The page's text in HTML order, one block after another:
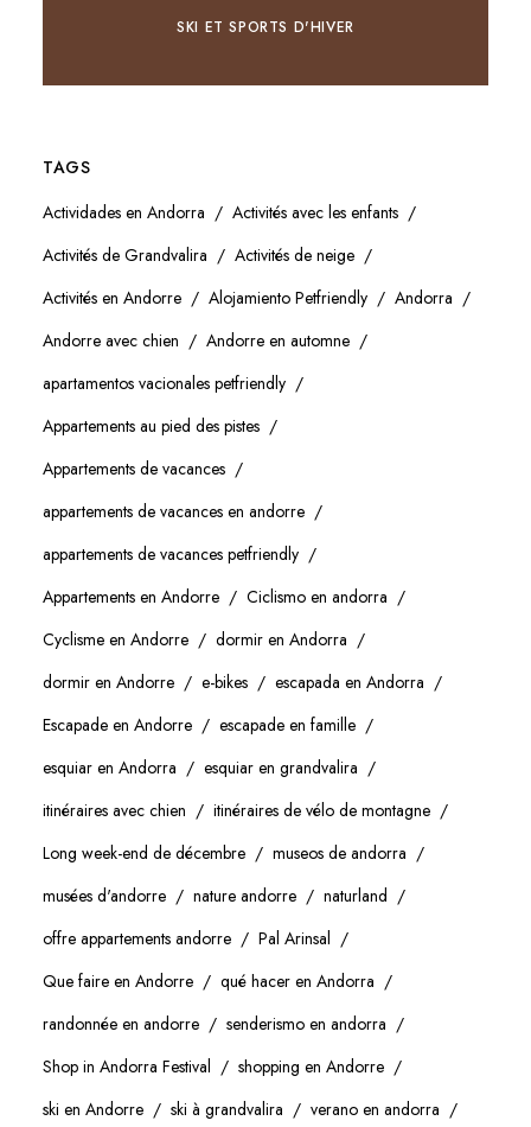
SKI ET SPORTS D'HIVER
TAGS
Actividades en Andorra
Activités avec les enfants
Activités de Grandvalira
Activités de neige
Activités en Andorre
Alojamiento Petfriendly
Andorra
Andorre avec chien
Andorre en automne
apartamentos vacionales petfriendly
Appartements au pied des pistes
Appartements de vacances
appartements de vacances en andorre
appartements de vacances petfriendly
Appartements en Andorre
Ciclismo en andorra
Cyclisme en Andorre
dormir en Andorra
dormir en Andorre
e-bikes
escapada en Andorra
Escapade en Andorre
escapade en famille
esquiar en Andorra
esquiar en grandvalira
itinéraires avec chien
itinéraires de vélo de montagne
Long week-end de décembre
museos de andorra
musées d'andorre
nature andorre
naturland
offre appartements andorre
Pal Arinsal
Que faire en Andorre
qué hacer en Andorra
randonnée en andorre
senderismo en andorra
Shop in Andorra Festival
shopping en Andorre
ski en Andorre
ski à grandvalira
verano en andorra